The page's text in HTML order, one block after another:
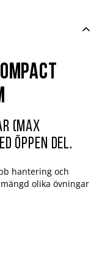
(max
öppen del.
hantering och
olika övningar